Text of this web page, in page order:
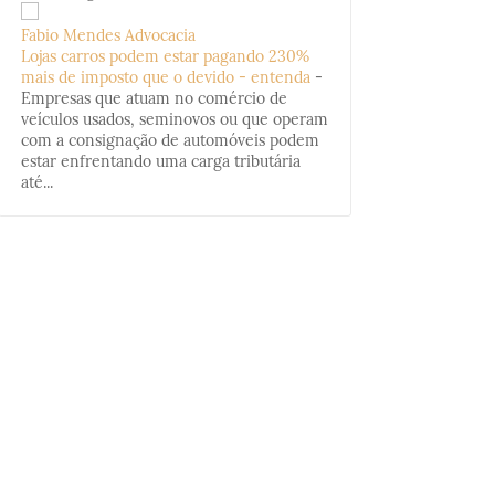
Fabio Mendes Advocacia
Lojas carros podem estar pagando 230%
mais de imposto que o devido - entenda -
Empresas que atuam no comércio de
veículos usados, seminovos ou que operam
com a consignação de automóveis podem
estar enfrentando uma carga tributária
até...